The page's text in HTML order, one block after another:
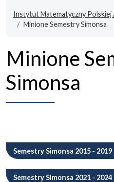
Instytut Matematyczny Polskiej
Minione Semestry Simonsa
Minione
Simonsa
Semestry Simonsa 2015 - 2019
Semestry Simonsa 2021 - 2024